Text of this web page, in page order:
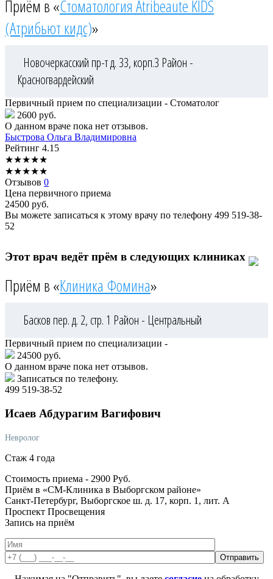
Приём в «Стоматология Atribeaute KIDS
(Атрибьют кидс)»
Новочеркасский пр-т д. 33, корп.3 Район -
Красногвардейский
Первичный прием по специализации - Стоматолог
2600 руб.
О данном враче пока нет отзывов.
Быстрова Ольга Владимировна
Рейтинг 4.15
★★★★★
★★★★★
Отзывов 0
Цена первичного приема
24500 руб.
Вы можете записаться к этому врачу по телефону 499 519-38-
52
Этот врач ведёт прём в следующих клиниках
Приём в «Клиника Фомина»
Басков пер. д. 2, стр. 1 Район - Центральный
Первичный прием по специализации -
24500 руб.
О данном враче пока нет отзывов.
Записаться по телефону.
499 519-38-52
Исаев Абдурагим Вагифович
Невролог
Стаж 4 года
Стоимость приема - 2900 Руб.
Приём в «СМ-Клиника в Выборгском районе»
Санкт-Петербург, Выборгское ш. д. 17, корп. 1, лит. А
Проспект Просвещения
Запись на приём